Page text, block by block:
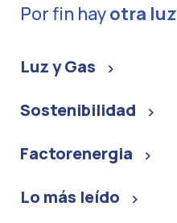
Por fin hayotra luz
Luz y Gas
Sostenibilidad
Factorenergia
Lo más leído